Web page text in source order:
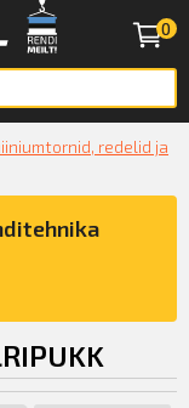
0
redelid ja